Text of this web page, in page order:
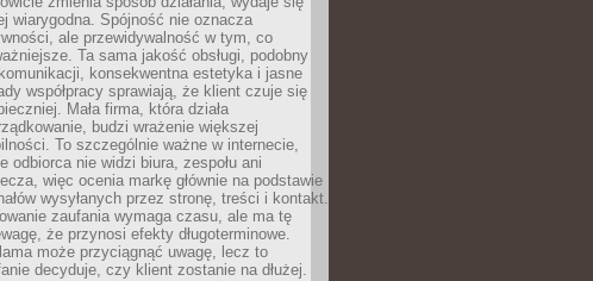
wiarygodna. Spójność nie oznacza
ale przewidywalność w tym, co
Ta sama jakość obsługi, podobny
konsekwentna estetyka i jasne
współpracy sprawiają, że klient czuje się
Mała firma, która działa
budzi wrażenie większej
To szczególnie ważne w internecie,
odbiorca nie widzi biura, zespołu ani
więc ocenia markę głównie na podstawie
wysyłanych przez stronę, treści i kontakt.
zaufania wymaga czasu, ale ma tę
że przynosi efekty długoterminowe.
może przyciągnąć uwagę, lecz to
decyduje, czy klient zostanie na dłużej.